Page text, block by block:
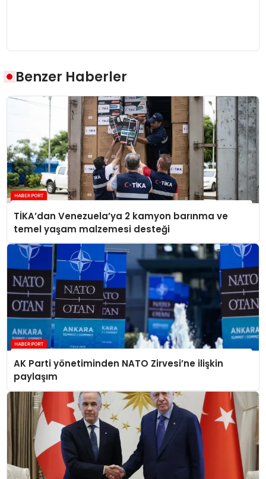
Benzer Haberler
TİKA’dan Venezuela’ya 2 kamyon barınma ve
temel yaşam malzemesi desteği
AK Parti yönetiminden NATO Zirvesi’ne ilişkin
paylaşım